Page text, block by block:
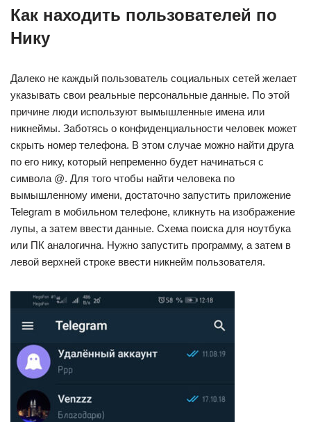
Как находить пользователей по
Нику
Далеко не каждый пользователь социальных сетей желает
указывать свои реальные персональные данные. По этой
причине люди используют вымышленные имена или
никнеймы. Заботясь о конфиденциальности человек может
скрыть номер телефона. В этом случае можно найти друга
по его нику, который непременно будет начинаться с
символа @. Для того чтобы найти человека по
вымышленному имени, достаточно запустить приложение
Telegram в мобильном телефоне, кликнуть на изображение
лупы, а затем ввести данные. Схема поиска для ноутбука
или ПК аналогична. Нужно запустить программу, а затем в
левой верхней строке ввести никнейм пользователя.